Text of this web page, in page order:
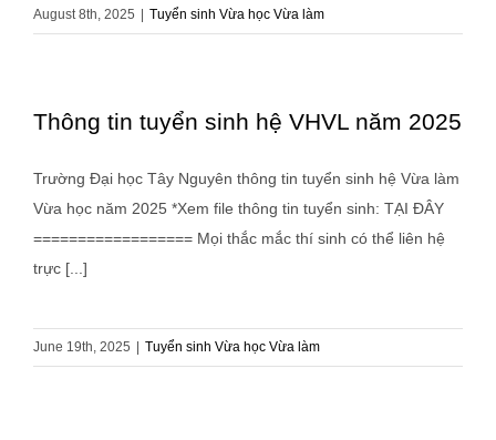
August 8th, 2025 Tuyển sinh Vừa học Vừa làm
Thông tin tuyển sinh hệ VHVL năm 2025
Trường Đại học Tây Nguyên thông tin tuyển sinh hệ Vừa làm
Vừa học năm 2025 *Xem file thông tin tuyển sinh: TẠI ĐÂY
================== Mọi thắc mắc thí sinh có thể liên hệ
trực [...]
June 19th, 2025 Tuyển sinh Vừa học Vừa làm